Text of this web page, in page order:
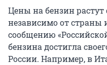
Цены на бензин
независимо от страны
сообщению
бензина достигла
России. Например, в